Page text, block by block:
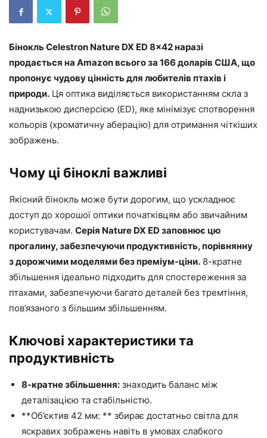
Бінокль Celestron Nature DX ED 8×42 наразі
продається на Amazon всього за 166 доларів США, що
пропонує чудову цінність для любителів птахів і
природи. Ця оптика виділяється використанням скла з
наднизькою дисперсією (ED), яке мінімізує спотворення
кольорів (хроматичну аберацію) для отримання чіткіших
зображень.
Чому ці біноклі важливі
Якісний бінокль може бути дорогим, що ускладнює
доступ до хорошої оптики початківцям або звичайним
користувачам. Серія Nature DX ED заповнює цю
прогалину, забезпечуючи продуктивність, порівнянну
з дорожчими моделями без преміум-ціни. 8-кратне
збільшення ідеально підходить для спостереження за
птахами, забезпечуючи багато деталей без тремтіння,
пов’язаного з більшим збільшенням.
Ключові характеристики та
продуктивність
8-кратне збільшення: знаходить баланс між
деталізацією та стабільністю.
**Об’єктив 42 мм: ** збирає достатньо світла для
яскравих зображень навіть в умовах слабкого